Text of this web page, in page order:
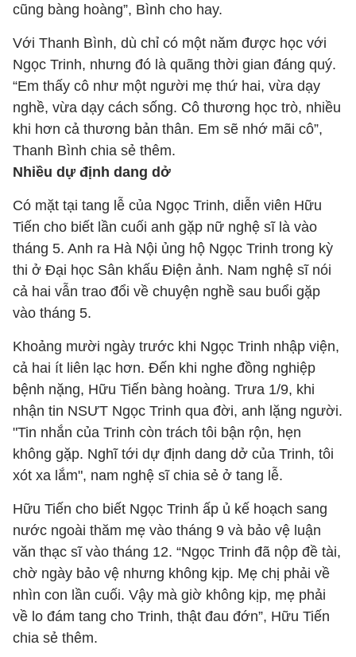
cũng bàng hoàng”, Bình cho hay.
Với Thanh Bình, dù chỉ có một năm được học với
Ngọc Trinh, nhưng đó là quãng thời gian đáng quý.
“Em thấy cô như một người mẹ thứ hai, vừa dạy
nghề, vừa dạy cách sống. Cô thương học trò, nhiều
khi hơn cả thương bản thân. Em sẽ nhớ mãi cô”,
Thanh Bình chia sẻ thêm.
Nhiều dự định dang dở
Có mặt tại tang lễ của Ngọc Trinh, diễn viên Hữu
Tiến cho biết lần cuối anh gặp nữ nghệ sĩ là vào
tháng 5. Anh ra Hà Nội ủng hộ Ngọc Trinh trong kỳ
thi ở Đại học Sân khấu Điện ảnh. Nam nghệ sĩ nói
cả hai vẫn trao đổi về chuyện nghề sau buổi gặp
vào tháng 5.
Khoảng mười ngày trước khi Ngọc Trinh nhập viện,
cả hai ít liên lạc hơn. Đến khi nghe đồng nghiệp
bệnh nặng, Hữu Tiến bàng hoàng. Trưa 1/9, khi
nhận tin NSƯT Ngọc Trinh qua đời, anh lặng người.
"Tin nhắn của Trinh còn trách tôi bận rộn, hẹn
không gặp. Nghĩ tới dự định dang dở của Trinh, tôi
xót xa lắm", nam nghệ sĩ chia sẻ ở tang lễ.
Hữu Tiến cho biết Ngọc Trinh ấp ủ kế hoạch sang
nước ngoài thăm mẹ vào tháng 9 và bảo vệ luận
văn thạc sĩ vào tháng 12. “Ngọc Trinh đã nộp đề tài,
chờ ngày bảo vệ nhưng không kịp. Mẹ chị phải về
nhìn con lần cuối. Vậy mà giờ không kịp, mẹ phải
về lo đám tang cho Trinh, thật đau đớn”, Hữu Tiến
chia sẻ thêm.